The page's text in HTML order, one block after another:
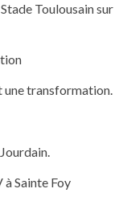
Toulousain sur
une transformation.
à Sainte Foy